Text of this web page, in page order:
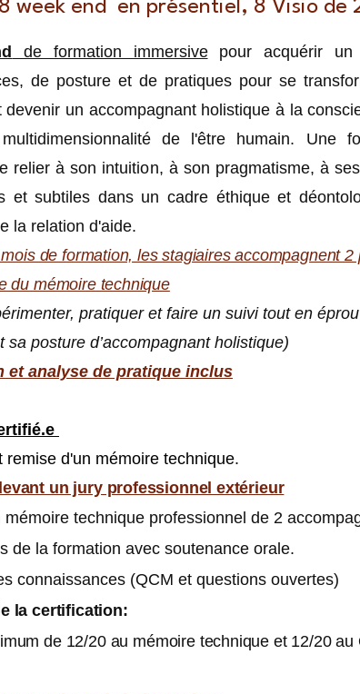
week end en présentiel, 8 Visio
de formation immersivepour acquérir un
de posture et de pratiques pour se
devenir un accompagnant holistique à la
de l'être humain. Une
relier à son intuition, à son pragmatisme, à
et subtiles dans un cadre éthique et
la relation d'aide.
de formation, les stagiaires accompagnent 2
du mémoire technique
pratiquer et faire un suivi tout en
sa posture d’accompagnant holistique)
et analyse de pratique inclus
remise d'un mémoire technique.
un jury professionnel extérieur
mémoire technique professionnel de 2
de la formation avec soutenance orale.
connaissances (QCM et questions ouvertes)
la certification:
de 12/20 au mémoire technique et 12/20 au